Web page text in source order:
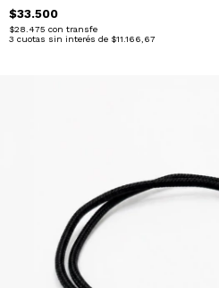
$33.500
$28.475 con transfe
3 cuotas sin interés de $11.166,67